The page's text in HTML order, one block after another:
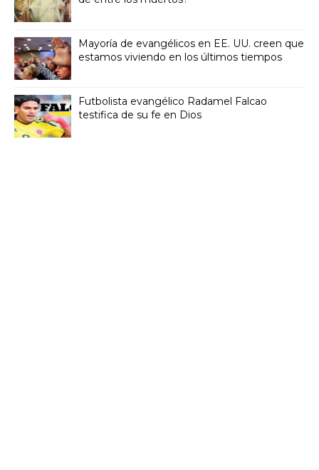
Mayoría de evangélicos en EE. UU. creen que
estamos viviendo en los últimos tiempos
Futbolista evangélico Radamel Falcao
testifica de su fe en Dios